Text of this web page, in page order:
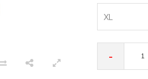
XL
-